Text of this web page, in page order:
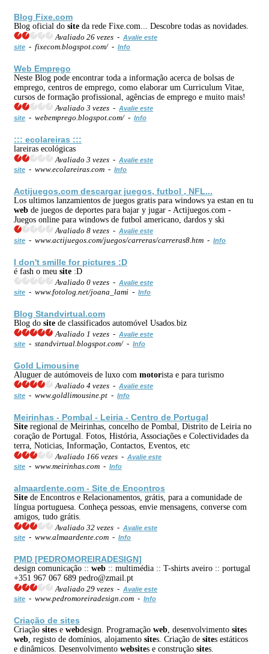
Blog Fixe.com
Blog oficial do site da rede Fixe.com... Descobre todas as novidades.
Avaliado 26 vezes - Avalie este
site - fixecom.blogspot.com/ - Info
Web Emprego
Neste Blog pode encontrar toda a informação acerca de bolsas de
emprego, centros de emprego, como elaborar um Curriculum Vitae,
cursos de formação profissional, agências de emprego e muito mais!
Avaliado 3 vezes - Avalie este
site - webemprego.blogspot.com/ - Info
::: ecolareiras :::
lareiras ecológicas
Avaliado 3 vezes - Avalie este
site - www.ecolareiras.com - Info
Actijuegos.com descargar juegos, futbol , NFL...
Los ultimos lanzamientos de juegos gratis para windows ya estan en tu
web de juegos de deportes para bajar y jugar - Actijuegos.com -
Juegos online para windows de futbol americano, dardos y ski
Avaliado 8 vezes - Avalie este
site - www.actijuegos.com/juegos/carreras/carreras8.htm - Info
I don't smille for pictures :D
é fash o meu site :D
Avaliado 0 vezes - Avalie este
site - www.fotolog.net/joana_lami - Info
Blog Standvirtual.com
Blog do site de classificados automóvel Usados.biz
Avaliado 1 vezes - Avalie este
site - standvirtual.blogspot.com/ - Info
Gold Limousine
Aluguer de autómoveis de luxo com motorista e para turismo
Avaliado 4 vezes - Avalie este
site - www.goldlimousine.pt - Info
Meirinhas - Pombal - Leiria - Centro de Portugal
Site regional de Meirinhas, concelho de Pombal, Distrito de Leiria no
coração de Portugal. Fotos, História, Associações e Colectividades da
terra, Noticias, Informação, Contactos, Eventos, etc
Avaliado 166 vezes - Avalie este
site - www.meirinhas.com - Info
almaardente.com - Site de Encontros
Site de Encontros e Relacionamentos, grátis, para a comunidade de
língua portuguesa. Conheça pessoas, envie mensagens, converse com
amigos, tudo grátis.
Avaliado 32 vezes - Avalie este
site - www.almaardente.com - Info
PMD [PEDROMOREIRADESIGN]
design comunicação :: web :: multimédia :: T-shirts aveiro :: portugal
+351 967 067 689 pedro@zmail.pt
Avaliado 29 vezes - Avalie este
site - www.pedromoreiradesign.com - Info
Criação de sites
Criação sites e webdesign. Programação web , desenvolvimento sites
web , registo de domínios, alojamento sites. Criação de sites estáticos
e dinâmicos. Desenvolvimento websites e construção sites.